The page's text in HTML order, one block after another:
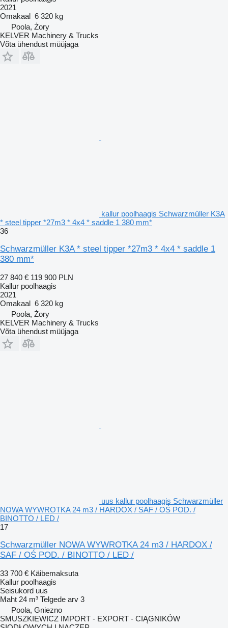
2021
Omakaal 6 320 kg
Poola, Żory
KELVER Machinery & Trucks
Võta ühendust müüjaga
kallur poolhaagis Schwarzmüller K3A
* steel tipper *27m3 * 4x4 * saddle 1 380 mm*
36
Schwarzmüller K3A * steel tipper *27m3 * 4x4 * saddle 1
380 mm*
27 840 € 119 900 PLN
Kallur poolhaagis
2021
Omakaal 6 320 kg
Poola, Żory
KELVER Machinery & Trucks
Võta ühendust müüjaga
uus kallur poolhaagis Schwarzmüller
NOWA WYWROTKA 24 m3 / HARDOX / SAF / OŚ POD. /
BINOTTO / LED /
17
Schwarzmüller NOWA WYWROTKA 24 m3 / HARDOX /
SAF / OŚ POD. / BINOTTO / LED /
33 700 € Käibemaksuta
Kallur poolhaagis
Seisukord uus
Maht 24 m³ Telgede arv 3
Poola, Gniezno
SMUSZKIEWICZ IMPORT - EXPORT - CIĄGNIKÓW